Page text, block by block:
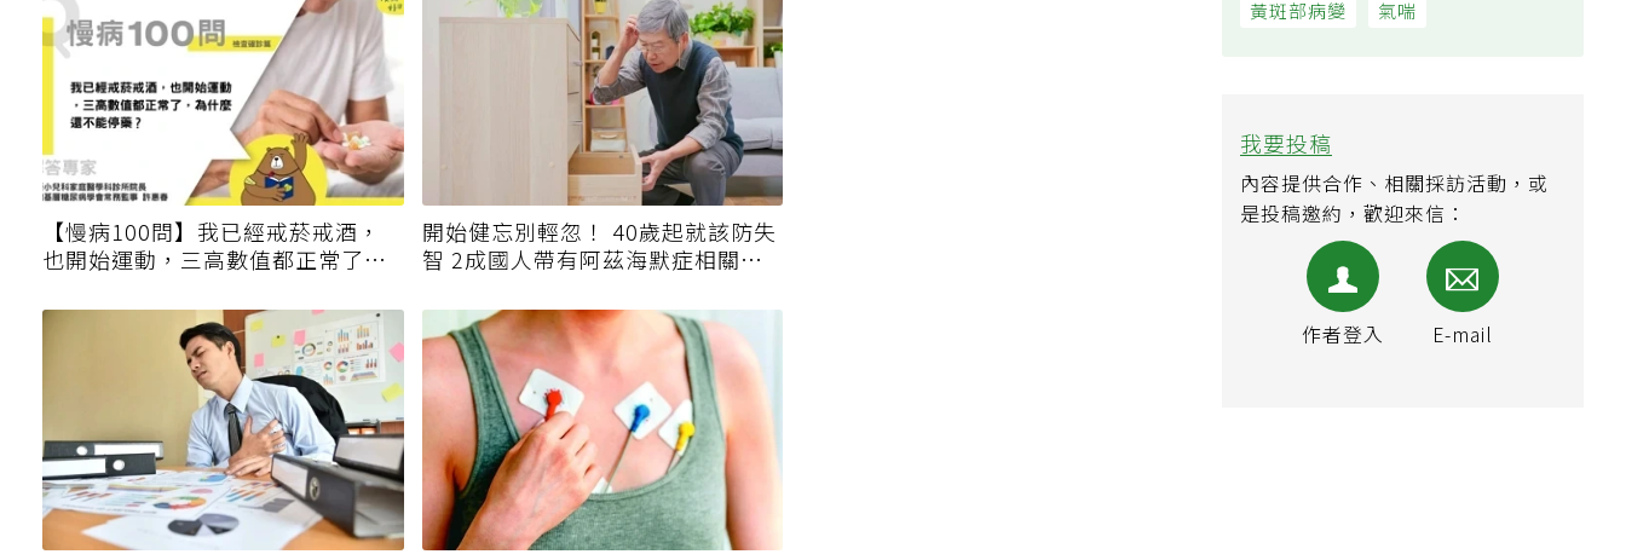
黃斑部病變
我要投稿
內容提供合作、相關採訪活動，或
是投稿邀約，歡迎來信：
【慢病100問】我已經戒菸戒酒，
也開始運動，三高數值都正常了，
為什麼還不能停藥？
開始健忘別輕忽！ 40歲起就該防失
智 2成國人帶有阿茲海默症相關基
因